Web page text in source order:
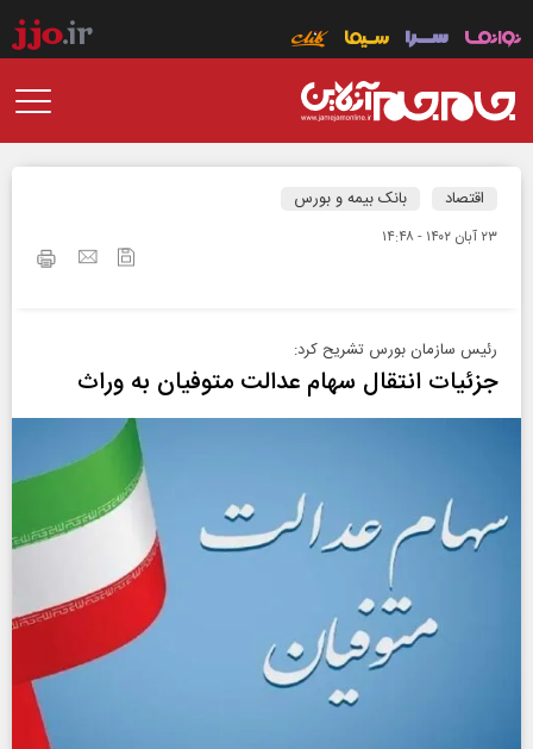
اقتصاد بانک بیمه و بورس
۲۳ آبان ۱۴۰۲ - ۱۴:۴۸
رئیس سازمان بورس تشریح کرد:
جزئیات انتقال سهام عدالت متوفیان به وراث